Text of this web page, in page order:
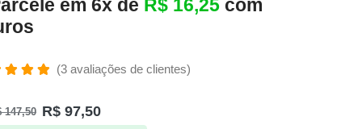
em 6x de R$ 16,25 com
de 5,
(3avaliações de clientes)
147,50 R$ 97,50